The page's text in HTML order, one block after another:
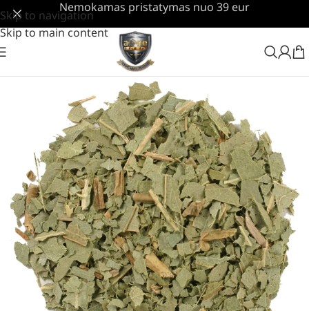
Skip to navigation
Skip to main content
Nemokamas pristatymas nuo 39 eur